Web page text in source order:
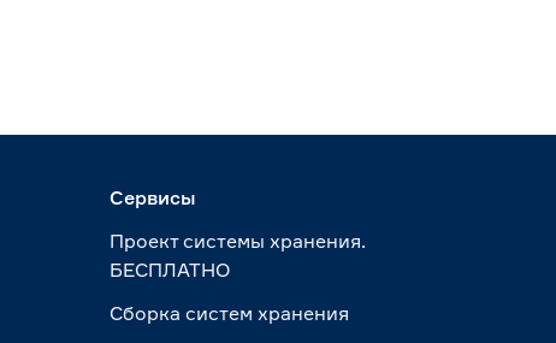
Сервисы
Проект системы хранения.
БЕСПЛАТНО
Сборка систем хранения